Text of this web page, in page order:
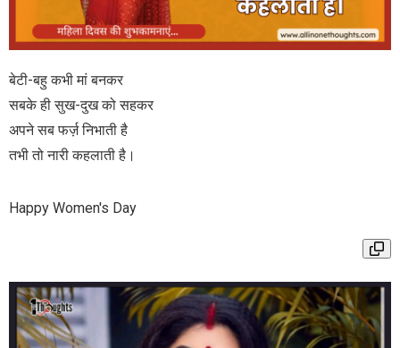
बेटी-बहु कभी मां बनकर
सबके ही सुख-दुख को सहकर
अपने सब फर्ज़ निभाती है
तभी तो नारी कहलाती है।
Happy Women's Day